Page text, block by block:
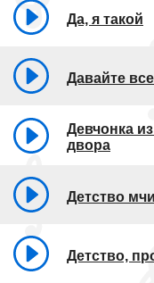
Да, я такой
Давайте
Девчонка
двора
Детство
Детство,